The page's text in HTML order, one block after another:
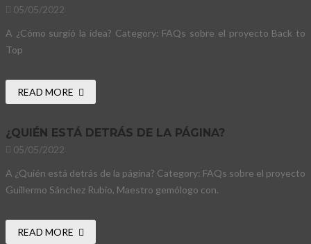
05/05/2022
A ¿Cómo surgió la idea? Category: FAQs sobre el proyecto Back to
Top
READ MORE
¿QUIÉN ESTÁ DETRÁS DE LA PÁGINA?
05/05/2022
A ¿Quién está detrás de la página? Category: FAQs sobre el proyecto
Guillermo Sánchez Rubio, Maestro gemólogo con.
READ MORE